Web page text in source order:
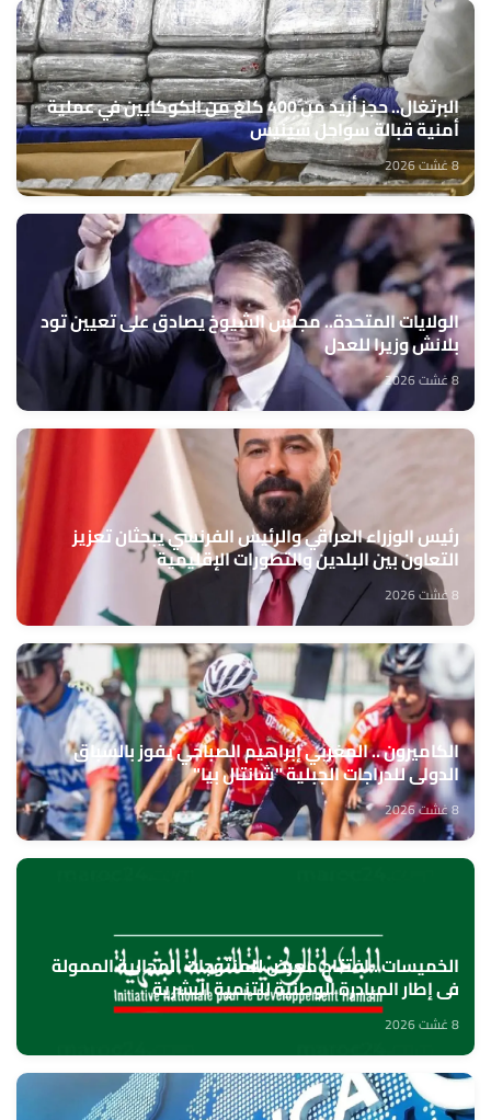
البرتغال.. حجز أزيد من 400 كلغ من الكوكايين في عملية
أمنية قبالة سواحل سينيس
8 غشت 2026
الولايات المتحدة.. مجلس الشيوخ يصادق على تعيين تود
بلانش وزيرا للعدل
8 غشت 2026
رئيس الوزراء العراقي والرئيس الفرنسي يبحثان تعزيز
التعاون بين البلدين والتطورات الإقليمية
8 غشت 2026
الكاميرون .. المغربي إبراهيم الصباحي يفوز بالسباق
الدولي للدراجات الجبلية "شانتال بيا"
8 غشت 2026
الخميسات ..افتتاح معرض للمنتوجات المجالية الممولة
في إطار المبادرة الوطنية للتنمية البشرية
8 غشت 2026